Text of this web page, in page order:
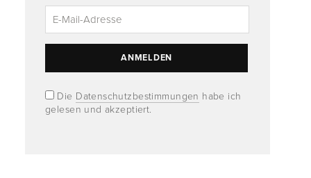
Die Datenschutzbestimmungen habe ich
gelesen und akzeptiert.